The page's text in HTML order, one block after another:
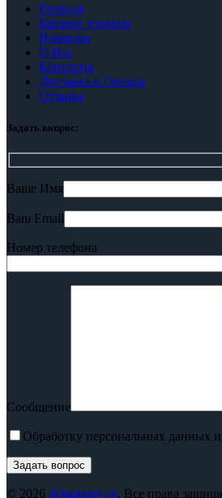
Главная
Каталог товаров
Новинки
О Нас
Контакты
Доставка и Оплата
Отзывы
Задать вопрос:
Ваше Имя
Ваш Email
Номер телефона
Сообщение
Обработку персональных данных
© 2026 deltarezerv.ru. Все права